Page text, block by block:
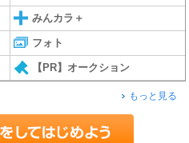
みんカラ＋
フォト
【PR】オークション
もっと見る